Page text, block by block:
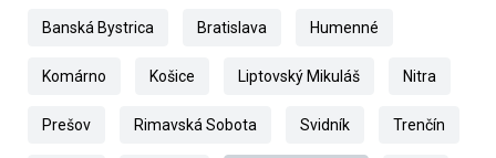
Banská Bystrica Bratislava Humenné
Komárno Košice Liptovský Mikuláš Nitra
Prešov Rimavská Sobota Svidník Trenčín